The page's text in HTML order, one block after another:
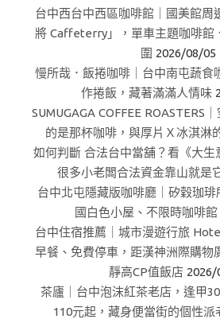
台中西台中西區咖啡館｜國美館周
將 Caffeterry」，單車主題咖啡館
圍 2026/08/05
慢所哉．飯捲咖啡｜台中南屯蔬食
作捲飯，藏著滿滿人情味
SUMUGAGA COFFEE ROASTERS
的是那杯咖啡，與厚片Ｘ冰淇淋
如何判斷 合法台中當舖？看《大生
很多小老闆合法資金靠山就是
台中北屯隱藏版咖啡廳｜矽穀珈
國白色小屋、不限時咖啡館
台中住宿推薦｜城市漫遊行旅
早餐、免費停車，距漢神洲際購物
靜高CP值飯店 2026/
茶廬｜台中泡沫紅茶老店，逢甲
110元起，藏身便當街的個性派